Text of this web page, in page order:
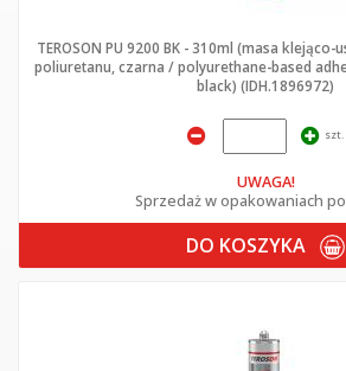
TEROSON PU 9200 BK - 310ml (masa
poliuretanu, czarna / polyurethane-based
black) (IDH.1896972)
szt.
UWAGA!
Sprzedaż w opakowaniach
DO KOSZYKA